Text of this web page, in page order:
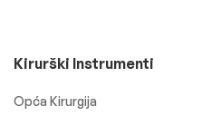
Kirurški Instrumenti
Opća Kirurgija